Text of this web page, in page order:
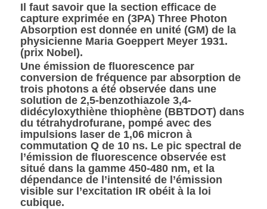
Il faut savoir que la section efficace de
capture exprimée en (3PA) Three Photon
Absorption est donnée en unité (GM) de la
physicienne Maria Goeppert Meyer 1931.
(prix Nobel).
Une émission de fluorescence par
conversion de fréquence par absorption de
trois photons a été observée dans une
solution de 2,5-benzothiazole 3,4-
didécyloxythiène thiophène (BBTDOT) dans
du tétrahydrofurane, pompé avec des
impulsions laser de 1,06 micron à
commutation Q de 10 ns. Le pic spectral de
l’émission de fluorescence observée est
situé dans la gamme 450-480 nm, et la
dépendance de l’intensité de l’émission
visible sur l’excitation IR obéit à la loi
cubique.